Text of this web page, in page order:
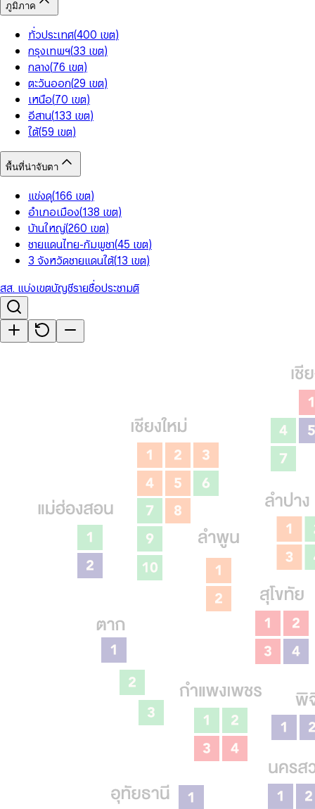
ภูมิภาค
ทั่วประเทศ(400 เขต)
กรุงเทพฯ(33 เขต)
กลาง(76 เขต)
ตะวันออก(29 เขต)
เหนือ(70 เขต)
อีสาน(133 เขต)
ใต้(59 เขต)
พื้นที่น่าจับตา
แข่งดุ(166 เขต)
อำเภอเมือง(138 เขต)
บ้านใหญ่(260 เขต)
ชายแดนไทย-กัมพูชา(45 เขต)
3 จังหวัดชายแดนใต้(13 เขต)
สส. แบ่งเขตบัญชีรายชื่อประชามติ